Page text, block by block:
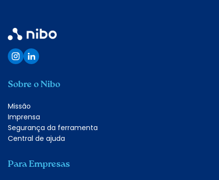
Sobre o Nibo
Missão
Imprensa
Segurança da ferramenta
Central de ajuda
Para Empresas